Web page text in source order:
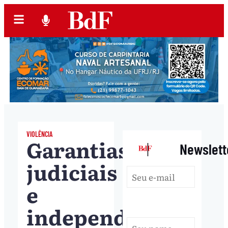
VIOLÊNCIA
Garantias
judiciais
e
independência
|